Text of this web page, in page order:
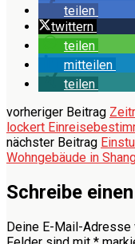
teilen
twittern
teilen
mitteilen
teilen
vorheriger Beitrag
lockert
nächster Beitrag
Wohngebäude in
Schreibe
Deine E-Mail-